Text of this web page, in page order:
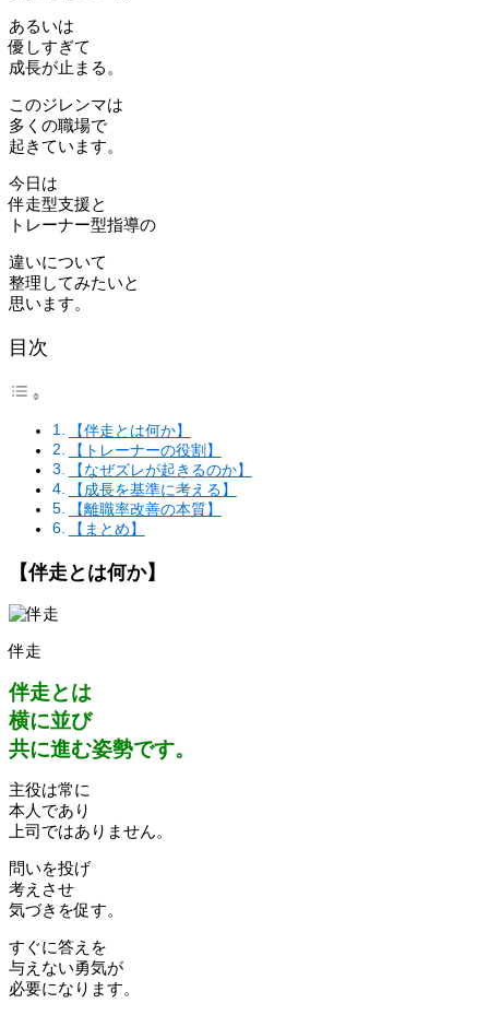
あるいは
優しすぎて
成長が止まる。
このジレンマは
多くの職場で
起きています。
今日は
伴走型支援と
トレーナー型指導の
違いについて
整理してみたいと
思います。
目次
【伴走とは何か】
【トレーナーの役割】
【なぜズレが起きるのか】
【成長を基準に考える】
【離職率改善の本質】
【まとめ】
【伴走とは何か】
伴走
伴走とは
横に並び
共に進む姿勢です。
主役は常に
本人であり
上司ではありません。
問いを投げ
考えさせ
気づきを促す。
すぐに答えを
与えない勇気が
必要になります。